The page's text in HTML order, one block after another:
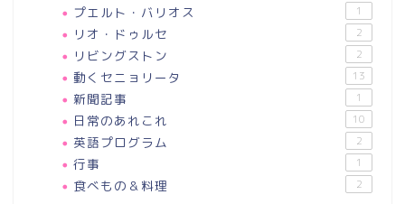
プエルト・バリオス 1
リオ・ドゥルセ 2
リビングストン 2
動くセニョリータ 13
新聞記事 1
日常のあれこれ 10
英語プログラム 2
行事 1
食べもの＆料理 2